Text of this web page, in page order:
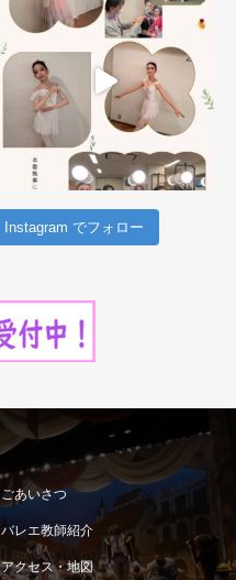
Instagram でフォロー
ごあいさつ
バレエ教師紹介
アクセス・地図